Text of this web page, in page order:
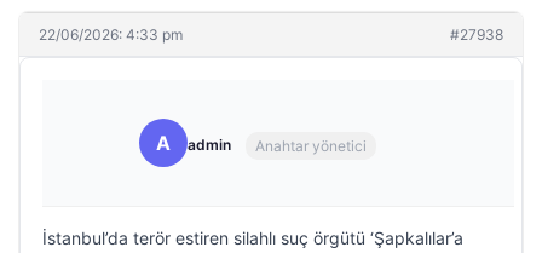
22/06/2026: 4:33 pm #27938
A admin Anahtar yönetici
İstanbul’da terör estiren silahlı suç örgütü ‘Şapkalılar’a